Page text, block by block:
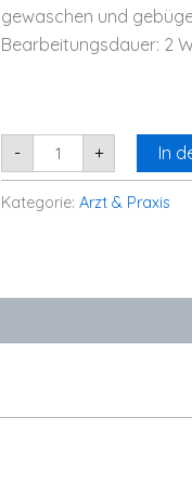
gewaschen und
Bearbeitungsdauer: 2
- + In
Kategorie: Arzt & Praxis